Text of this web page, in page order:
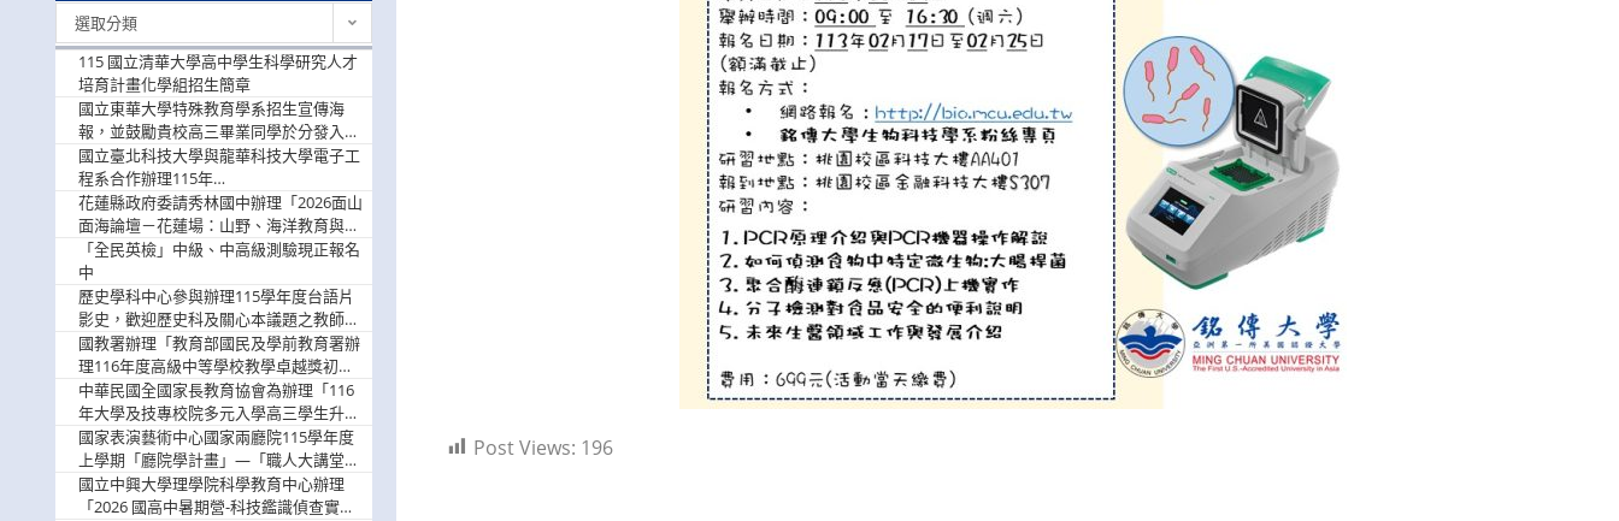
Post Views: 196
選取分類
115 國立清華大學高中學生科學研究人才
培育計畫化學組招生簡章
國立東華大學特殊教育學系招生宣傳海
報，並鼓勵貴校高三畢業同學於分發入學
階段踴躍選填。
國立臺北科技大學與龍華科技大學電子工
程系合作辦理115年
「115.08.10~08.12「AI賦能應用於智慧半
導體研習營」，歡迎學生踴躍報名參加
花蓮縣政府委請秀林國中辦理「2026面山
面海論壇－花蓮場：山野、海洋教育與戶
外安全實務課程」，歡迎踴躍報名參加
「全民英檢」中級、中高級測驗現正報名
中
歷史學科中心參與辦理115學年度台語片
影史，歡迎歷史科及關心本議題之教師踴
躍報名參加
國教署辦理「教育部國民及學前教育署辦
理116年度高級中等學校教學卓越獎初選
實施計畫」，鼓勵教師踴躍報名
中華民國全國家長教育協會為辦理「116
年大學及技專校院多元入學高三學生升學
輔導家長說明會」
國家表演藝術中心國家兩廳院115學年度
上學期「廳院學計畫」—「職人大講堂」
及「一日體驗課程」，鼓勵踴躍報名參
與。
國立中興大學理學院科學教育中心辦理
「2026 國高中暑期營-科技鑑識偵查實戰